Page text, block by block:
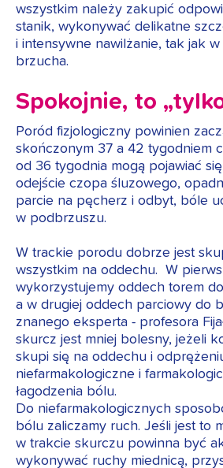
wszystkim należy zakupić
stanik, wykonywać delikatne
i intensywne nawilżanie, tak jak
brzucha.
Spokojnie, to
Poród fizjologiczny powinien
skończonym 37 a 42 tygodniem
od 36 tygodnia mogą pojawiać
odejście czopa śluzowego,
parcie na pęcherz i odbyt, bóle
w podbrzuszu.
W trackie porodu dobrze jest
wszystkim na oddechu. W
wykorzystujemy oddech torem
a w drugiej oddech parciowy do
znanego eksperta - profesora
skurcz jest mniej bolesny, jeżeli
skupi się na oddechu i
niefarmakologiczne i
łagodzenia bólu.
Do niefarmakologicznych
bólu zaliczamy ruch. Jeśli jest to
w trakcie skurczu powinna być
wykonywać ruchy miednicą,